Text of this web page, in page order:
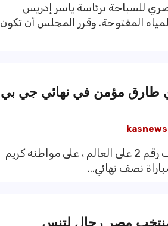
للسباحة برئاسة ياسر إدريس
المفتوحة. وقرر المجلس أن تكون
طارق مؤمن في نهائي جي بي
kasnews
فاز محمد الشوربجي المصنف رقم 2 على العالم ، على مواطنه كريم
منتخب مصر رجال لتنس